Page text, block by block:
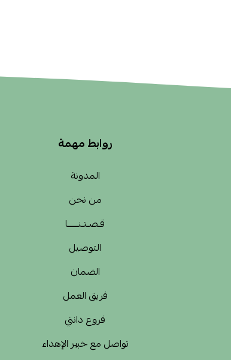
روابط مهمة
المدونة
من نحن
قـصـتـنــــــا
التوصيل
الضمان
فريق العمل
فروع دانتي
تواصل مع خبير الإهداء